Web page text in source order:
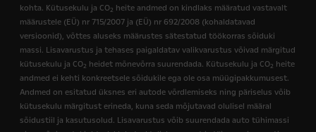
kohta. Kütusekulu ja CO2 heite andmed on kindlaks määratud vastavalt
määrustele (EÜ) nr 715/2007 ja (EÜ) nr 692/2008 (kohaldatavad
versioonid), võttes aluseks määrustes sätestatud töökorras sõiduki
massi. Lisavarustus ja tehases paigaldatav valikvarustus võivad märgitud
kütusekulu ja CO2 heidet mõnevõrra suurendada. Kütusekulu ja CO2 heite
andmed ei kehti konkreetsele sõidukile ega ole osa müügipakkumusest.
Andmed on esitatud üksnes eri autode võrdlemiseks ning päriselus võib
kütusekulu märgitust erineda, kuna seda mõjutavad olulisel määral
sõidustiil ja kasutusolud. Lisavarustus võib suurendada auto tühimassi